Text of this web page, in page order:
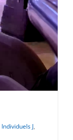
Individuels J,